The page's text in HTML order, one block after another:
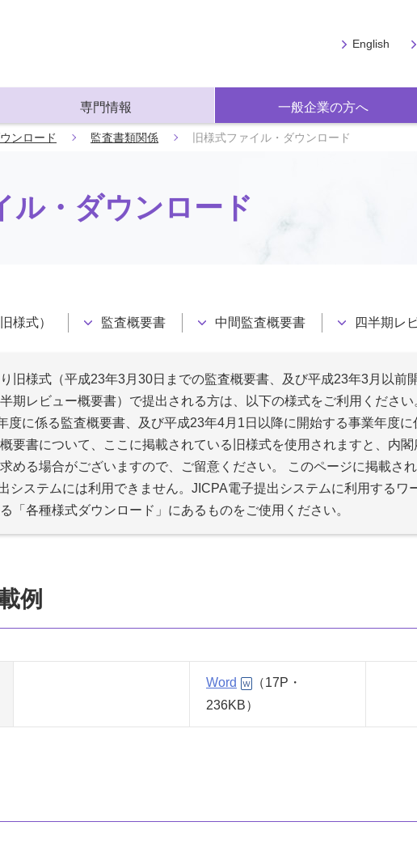
専門情報 一般企業の方へ
English
ンロード 監査書類関係 旧様式ファイル・ダウンロード
ル・ダウンロード
様式） 監査概要書 中間監査概要書 四半期レ
旧様式（平成23年3月30日までの監査概要書、及び平成23年3月以前
期レビュー概要書）で提出される方は、以下の様式をご利用くださ
度に係る監査概要書、及び平成23年4月1日以降に開始する事業年度
要書について、ここに掲載されている旧様式を使用されますと、内
める場合がございますので、ご留意ください。 このページに掲載さ
システムには利用できません。JICPA電子提出システムに利用するワ
「各種様式ダウンロード」にあるものをご使用ください。
例
Word
（17P・
236KB）